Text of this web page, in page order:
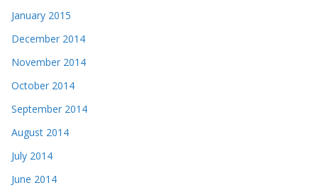
January 2015
December 2014
November 2014
October 2014
September 2014
August 2014
July 2014
June 2014